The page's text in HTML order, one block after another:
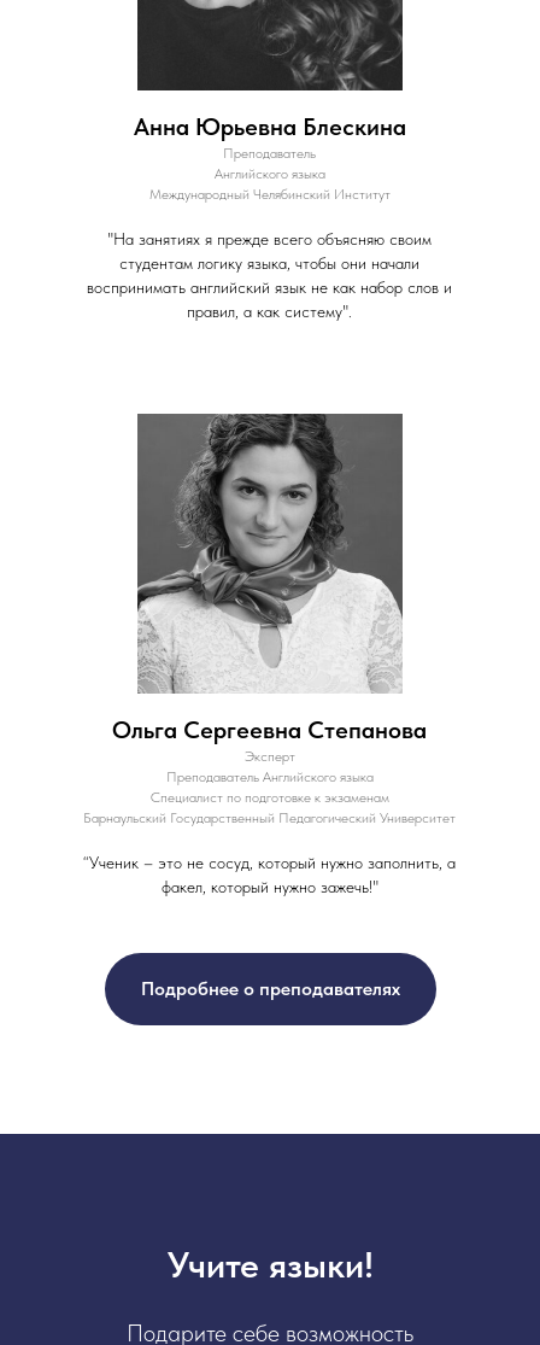
Анна Юрьевна Блескина
Преподаватель
Английского языка
Международный Челябинский Институт
"На занятиях я прежде всего объясняю своим
студентам логику языка, чтобы они начали
воспринимать английский язык не как набор слов и
правил, а как систему".
Ольга Сергеевна Степанова
Эксперт
Преподаватель Английского языка
Специалист по подготовке к экзаменам
Барнаульский Государственный Педагогический Университет
“Ученик – это не сосуд, который нужно заполнить, а
факел, который нужно зажечь!"
Подробнее о преподавателях
Учите языки!
Подарите себе возможность